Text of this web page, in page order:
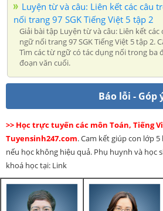
Luyện từ và câu: Liên kết các câu
nối trang 97 SGK Tiếng Việt 5 tập 2
Giải bài tập Luyện từ và câu: Liên kết
ngữ nối trang 97 SGK Tiếng Việt 5 tập 2.
Tìm các từ ngữ có tác dụng nối trong ba
đoạn văn cuối.
Báo lỗi - Góp
>> Học trực tuyến các môn Toán, Tiếng
Tuyensinh247.com. Cam kết giúp con lớp
nếu học không hiệu quả. Phụ huynh và học
khoá học tại: Link